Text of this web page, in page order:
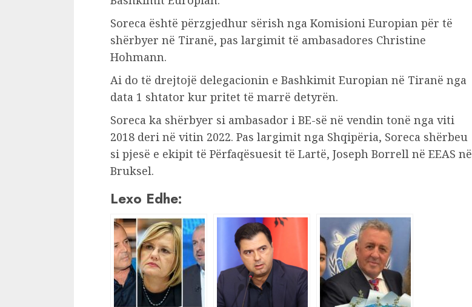
Soreca është përzgjedhur sërish nga Komisioni Europian për të
shërbyer në Tiranë, pas largimit të ambasadores Christine
Hohmann.
Ai do të drejtojë delegacionin e Bashkimit Europian në Tiranë nga
data 1 shtator kur pritet të marrë detyrën.
Soreca ka shërbyer si ambasador i BE-së në vendin tonë nga viti
2018 deri në vitin 2022. Pas largimit nga Shqipëria, Soreca shërbeu
si pjesë e ekipit të Përfaqësuesit të Lartë, Joseph Borrell në EEAS në
Bruksel.
Lexo Edhe: